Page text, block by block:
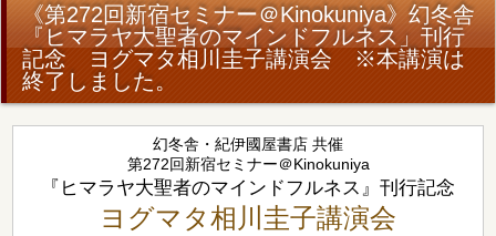
《第272回新宿セミナー＠Kinokuniya》幻冬舎
『ヒマラヤ大聖者のマインドフルネス」刊行
記念 ヨグマタ相川圭子講演会 ※本講演は
終了しました。
幻冬舎・紀伊國屋書店 共催
第272回新宿セミナー＠Kinokuniya
『ヒマラヤ大聖者のマインドフルネス』刊行記念
ヨグマタ相川圭子講演会